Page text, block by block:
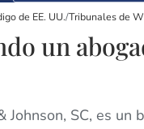
de EE. UU./Tribunales de
un
Johnson, SC, es